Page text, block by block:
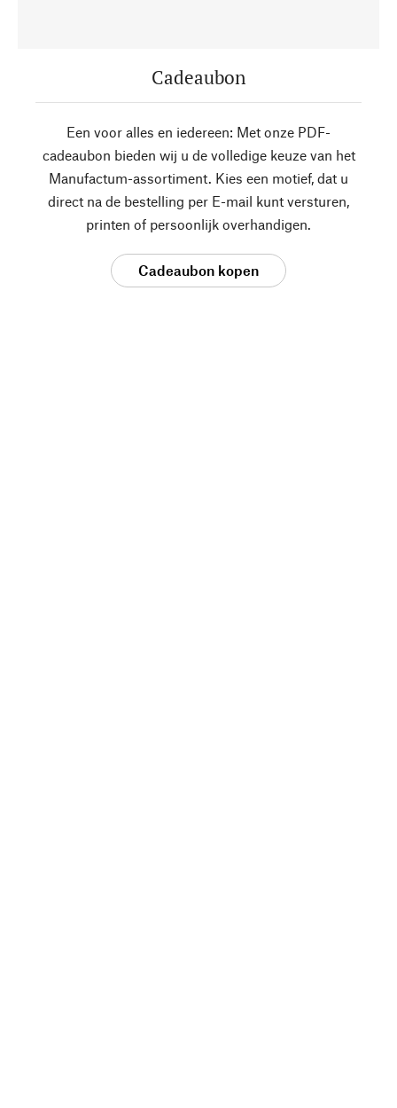
Cadeaubon
Een voor alles en iedereen: Met onze PDF-
cadeaubon bieden wij u de volledige keuze van het
Manufactum-assortiment. Kies een motief, dat u
direct na de bestelling per E-mail kunt versturen,
printen of persoonlijk overhandigen.
Cadeaubon kopen